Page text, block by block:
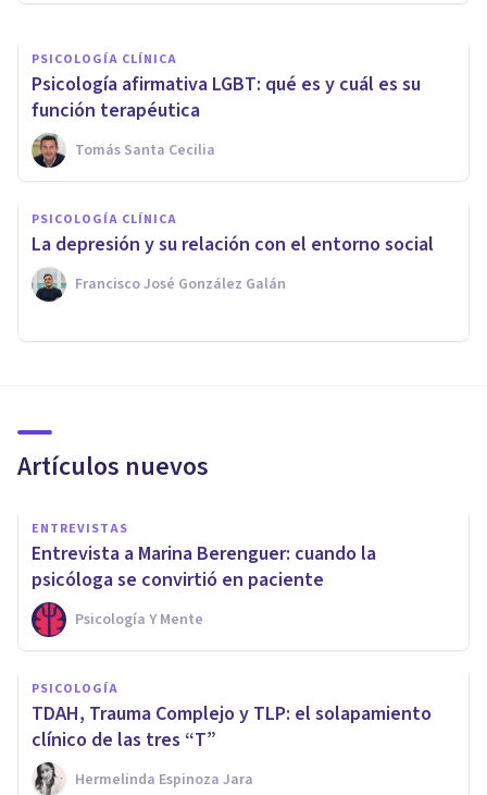
PSICOLOGÍA CLÍNICA
Psicología afirmativa LGBT: qué es y cuál es su
función terapéutica
Tomás Santa Cecilia
PSICOLOGÍA CLÍNICA
La depresión y su relación con el entorno social
Francisco José González Galán
Artículos nuevos
ENTREVISTAS
Entrevista a Marina Berenguer: cuando la
psicóloga se convirtió en paciente
Psicología Y Mente
PSICOLOGÍA
TDAH, Trauma Complejo y TLP: el solapamiento
clínico de las tres “T”
Hermelinda Espinoza Jara